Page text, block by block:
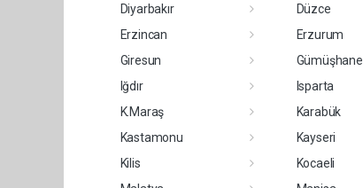
Diyarbakır
Düzce
Erzincan
Erzurum
Giresun
Gümüşhane
Iğdır
Isparta
K.Maraş
Karabük
Kastamonu
Kayseri
Kilis
Kocaeli